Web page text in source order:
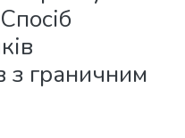
з граничним